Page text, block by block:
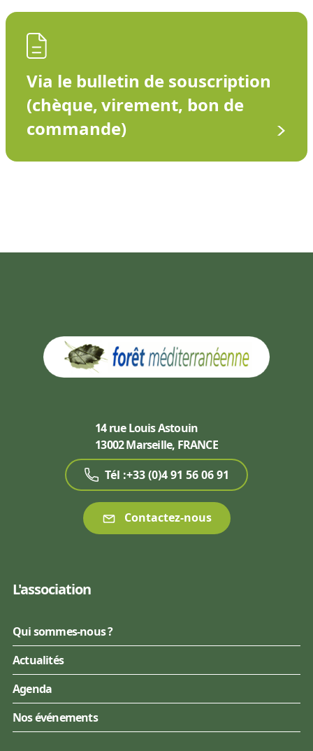
Via le bulletin de souscription
(chèque, virement, bon de
commande)
14 rue Louis Astouin
13002 Marseille, FRANCE
Tél :+33 (0)4 91 56 06 91
Contactez-nous
L'association
Qui sommes-nous ?
Actualités
Agenda
Nos événements